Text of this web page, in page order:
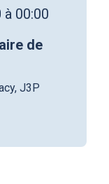
00:00
de
J3P